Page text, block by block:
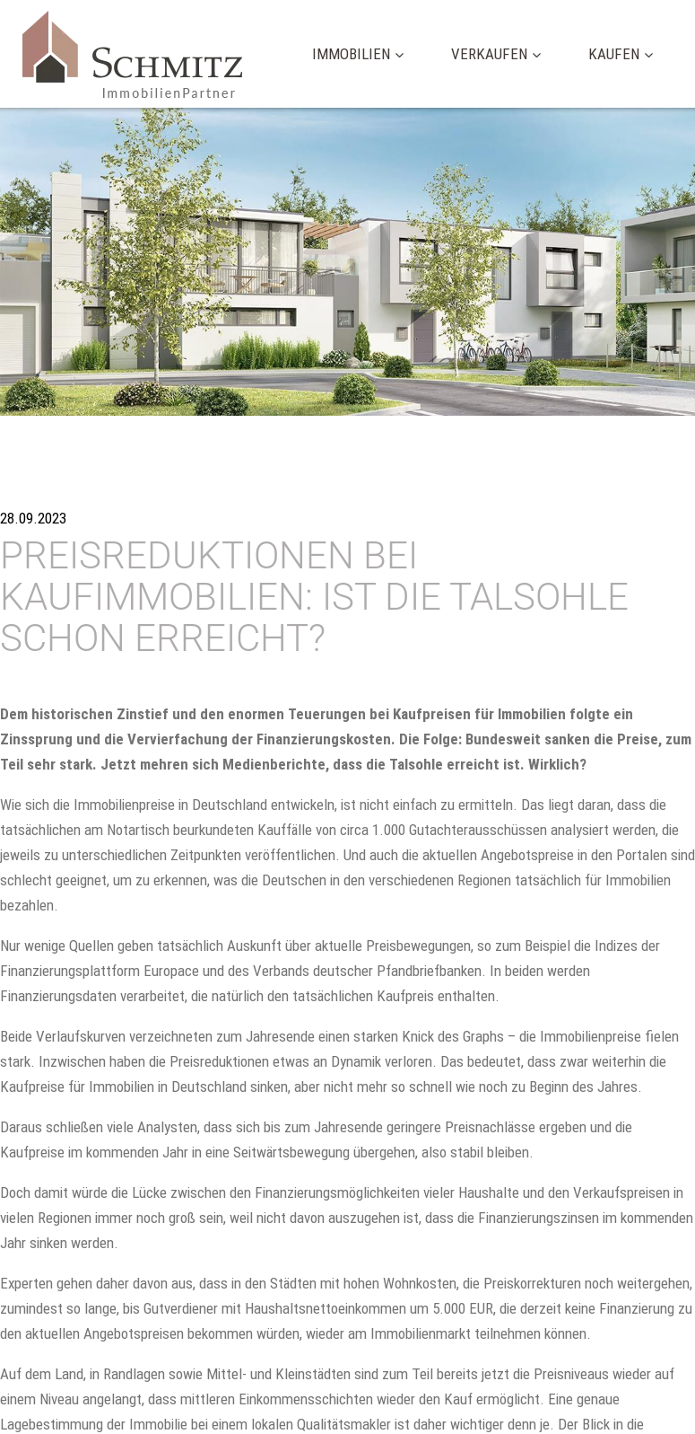
IMMOBILIEN VERKAUFEN KAUFEN
28.09.2023
PREISREDUKTIONEN BEI
KAUFIMMOBILIEN: IST DIE TALSOHLE
SCHON ERREICHT?
Dem historischen Zinstief und den enormen Teuerungen bei Kaufpreisen für Immobilien folgte ein
Zinssprung und die Vervierfachung der Finanzierungskosten. Die Folge: Bundesweit sanken die Preise, zum
Teil sehr stark. Jetzt mehren sich Medienberichte, dass die Talsohle erreicht ist. Wirklich?
Wie sich die Immobilienpreise in Deutschland entwickeln, ist nicht einfach zu ermitteln. Das liegt daran, dass die
tatsächlichen am Notartisch beurkundeten Kauffälle von circa 1.000 Gutachterausschüssen analysiert werden, die
jeweils zu unterschiedlichen Zeitpunkten veröffentlichen. Und auch die aktuellen Angebotspreise in den Portalen sind
schlecht geeignet, um zu erkennen, was die Deutschen in den verschiedenen Regionen tatsächlich für Immobilien
bezahlen.
Nur wenige Quellen geben tatsächlich Auskunft über aktuelle Preisbewegungen, so zum Beispiel die Indizes der
Finanzierungsplattform Europace und des Verbands deutscher Pfandbriefbanken. In beiden werden
Finanzierungsdaten verarbeitet, die natürlich den tatsächlichen Kaufpreis enthalten.
Beide Verlaufskurven verzeichneten zum Jahresende einen starken Knick des Graphs – die Immobilienpreise fielen
stark. Inzwischen haben die Preisreduktionen etwas an Dynamik verloren. Das bedeutet, dass zwar weiterhin die
Kaufpreise für Immobilien in Deutschland sinken, aber nicht mehr so schnell wie noch zu Beginn des Jahres.
Daraus schließen viele Analysten, dass sich bis zum Jahresende geringere Preisnachlässe ergeben und die
Kaufpreise im kommenden Jahr in eine Seitwärtsbewegung übergehen, also stabil bleiben.
Doch damit würde die Lücke zwischen den Finanzierungsmöglichkeiten vieler Haushalte und den Verkaufspreisen in
vielen Regionen immer noch groß sein, weil nicht davon auszugehen ist, dass die Finanzierungszinsen im kommenden
Jahr sinken werden.
Experten gehen daher davon aus, dass in den Städten mit hohen Wohnkosten, die Preiskorrekturen noch weitergehen,
zumindest so lange, bis Gutverdiener mit Haushaltsnettoeinkommen um 5.000 EUR, die derzeit keine Finanzierung zu
den aktuellen Angebotspreisen bekommen würden, wieder am Immobilienmarkt teilnehmen können.
Auf dem Land, in Randlagen sowie Mittel- und Kleinstädten sind zum Teil bereits jetzt die Preisniveaus wieder auf
einem Niveau angelangt, dass mittleren Einkommensschichten wieder den Kauf ermöglicht. Eine genaue
Lagebestimmung der Immobilie bei einem lokalen Qualitätsmakler ist daher wichtiger denn je. Der Blick in die